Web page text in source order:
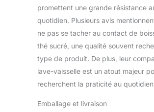
Polyvalent
Glavers
capacité
juste
préparer
délicieux
boissons
promettent une grande résistance
quotidien. Plusieurs avis
ne pas se tacher au contact de
thé sucré, une qualité souvent
type de produit. De plus, leur
lave-vaisselle est un atout majeur
recherchent la praticité au
Emballage et livraison